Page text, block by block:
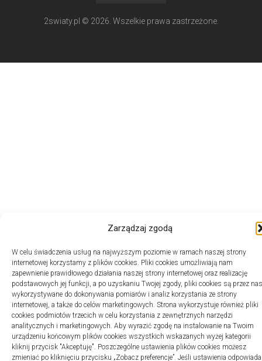
Zarządzaj zgodą
W celu świadczenia usług na najwyższym poziomie w ramach naszej strony
internetowej korzystamy z plików cookies. Pliki cookies umożliwiają nam
zapewnienie prawidłowego działania naszej strony internetowej oraz realizację
podstawowych jej funkcji, a po uzyskaniu Twojej zgody, pliki cookies są przez nas
wykorzystywane do dokonywania pomiarów i analiz korzystania ze strony
internetowej, a także do celów marketingowych. Strona wykorzystuje również pliki
cookies podmiotów trzecich w celu korzystania z zewnętrznych narzędzi
analitycznych i marketingowych. Aby wyrazić zgodę na instalowanie na Twoim
urządzeniu końcowym plików cookies wszystkich wskazanych wyżej kategorii
kliknij przycisk "Akceptuję". Poszczególne ustawienia plików cookies możesz
zmieniać po kliknięciu przycisku „Zobacz preferencje”. Jeśli ustawienia
2swiaty.pl © 2026. Wszelkie prawa zastrzeżone.